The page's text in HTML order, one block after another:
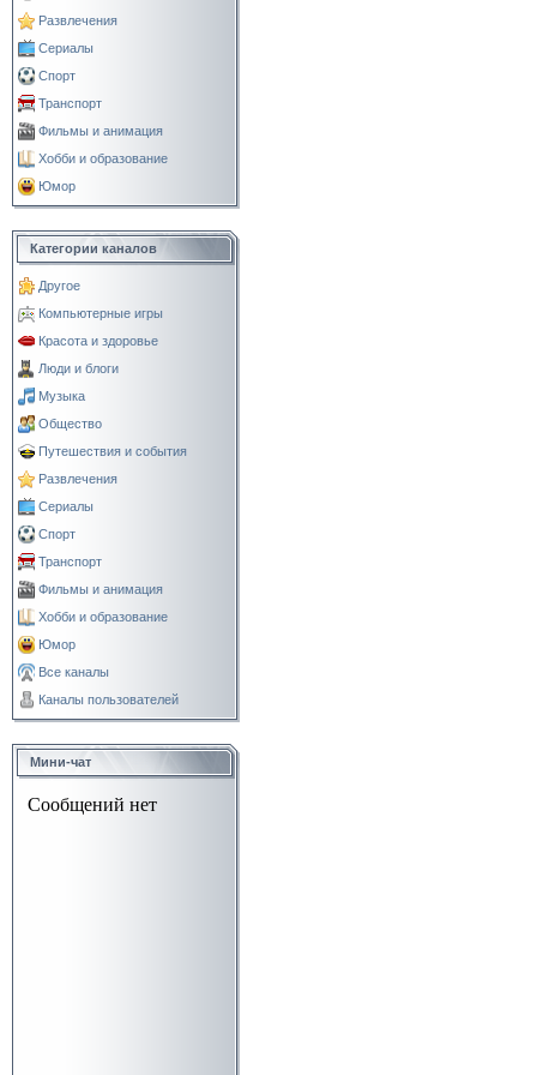
Развлечения
Сериалы
Спорт
Транспорт
Фильмы и анимация
Хобби и образование
Юмор
Категории каналов
Другое
Компьютерные игры
Красота и здоровье
Люди и блоги
Музыка
Общество
Путешествия и события
Развлечения
Сериалы
Спорт
Транспорт
Фильмы и анимация
Хобби и образование
Юмор
Все каналы
Каналы пользователей
Мини-чат